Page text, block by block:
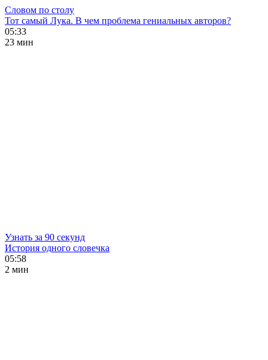
Словом по столу
Тот самый Лука. В чем проблема гениальных авторов?
05:33
23 мин
Узнать за 90 секунд
История одного словечка
05:58
2 мин